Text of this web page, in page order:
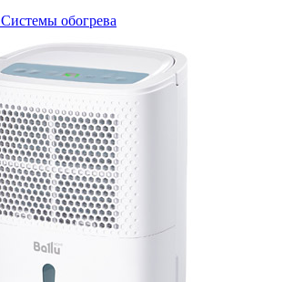
Системы обогрева